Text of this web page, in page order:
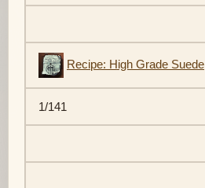
Recipe: High Grade Suede
1/141